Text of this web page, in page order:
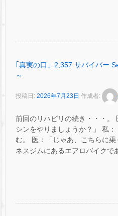
｢真実の口」2,357 サバイバー
～
投稿日: 2026年7月23日 作成者:
前回のリハビリの続き・・・。
シンをやりましょうか？」 私
む。 医：「じゃあ、こちらに
ネスジムにあるエアロバイクで